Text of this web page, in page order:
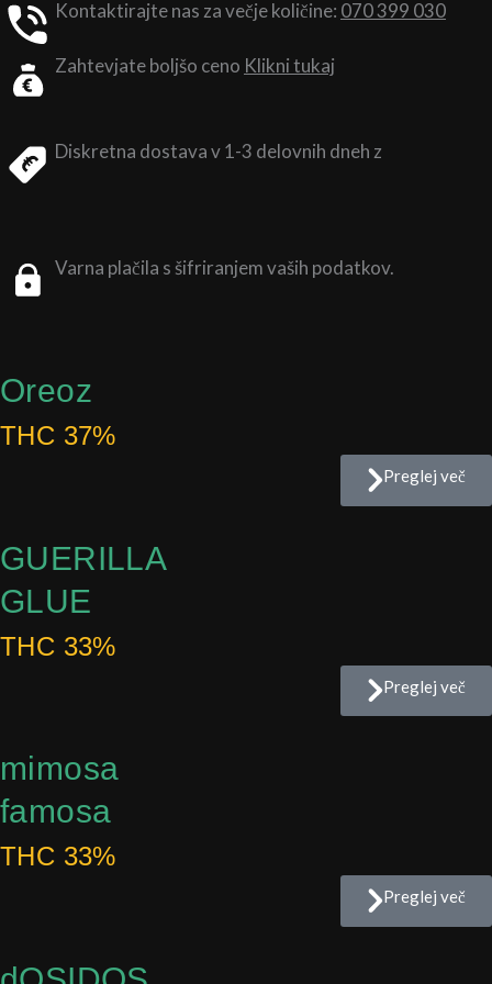
Kontaktirajte nas za večje količine: 070 399 030
Zahtevjate boljšo ceno Klikni tukaj
Diskretna dostava v 1-3 delovnih dneh z
Varna plačila s šifriranjem vaših podatkov.
Oreoz
THC 37%
Preglej več
GUERILLA
GLUE
THC 33%
Preglej več
mimosa
famosa
THC 33%
Preglej več